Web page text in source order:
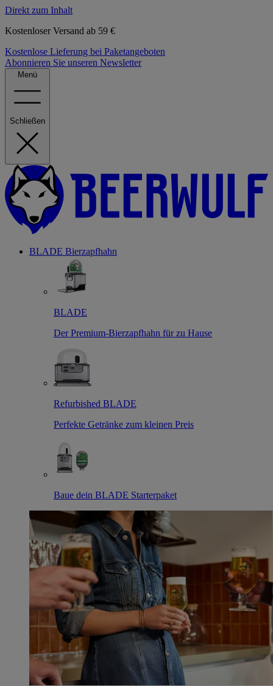
Direkt zum Inhalt
Kostenloser Versand ab 59 €
Kostenlose Lieferung bei Paketangeboten
Abonnieren Sie unseren Newsletter
Menü
Schließen
BLADE Bierzapfhahn
BLADE
Der Premium-Bierzapfhahn für zu Hause
Refurbished BLADE
Perfekte Getränke zum kleinen Preis
Baue dein BLADE Starterpaket